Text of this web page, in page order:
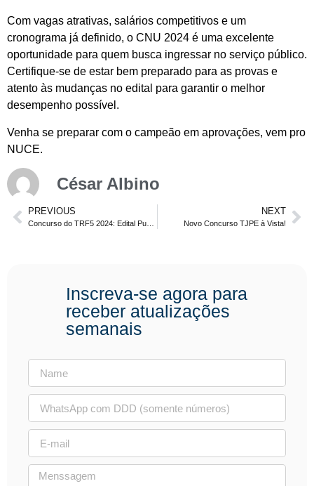
Com vagas atrativas, salários competitivos e um
cronograma já definido, o CNU 2024 é uma excelente
oportunidade para quem busca ingressar no serviço público.
Certifique-se de estar bem preparado para as provas e
atento às mudanças no edital para garantir o melhor
desempenho possível​.
Venha se preparar com o campeão em aprovações, vem pro
NUCE.
César Albino
PREVIOUS NEXT
Novo Concurso TJPE à Vista!
Inscreva-se agora para
receber atualizações
semanais